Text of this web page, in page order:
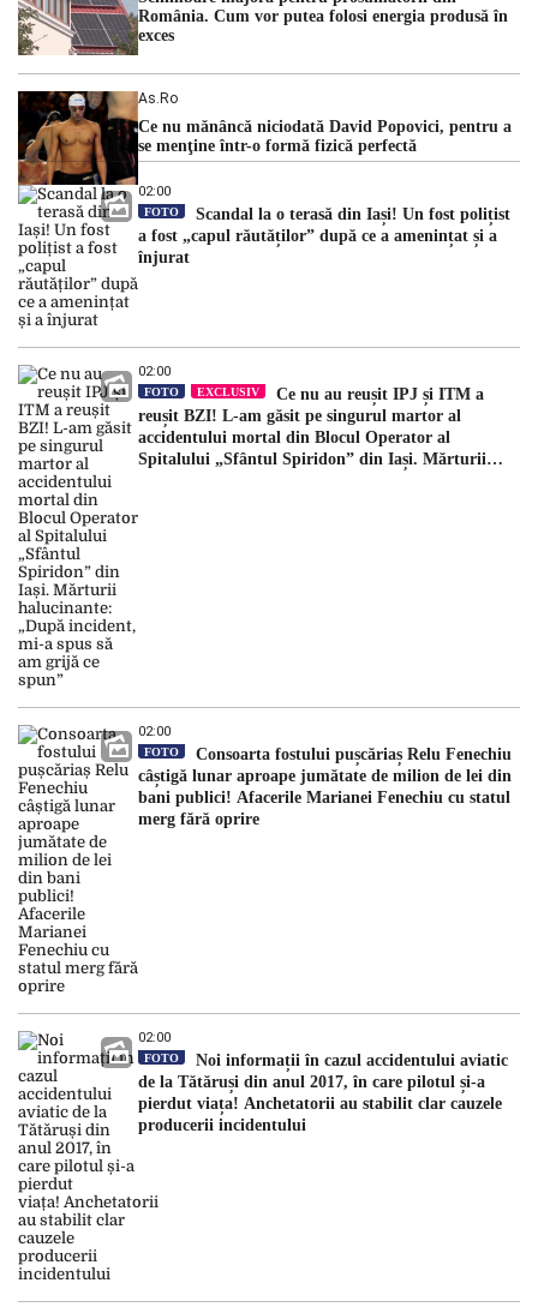
România. Cum vor putea folosi energia produsă în
exces
As.ro
Ce nu mănâncă niciodată David Popovici, pentru a
se menţine într-o formă fizică perfectă
02:00
FOTO
Scandal la o terasă din Iași! Un fost polițist
a fost „capul răutăților” după ce a amenințat și a
înjurat
02:00
FOTO EXCLUSIV
Ce nu au reușit IPJ și ITM a
reușit BZI! L-am găsit pe singurul martor al
accidentului mortal din Blocul Operator al
Spitalului „Sfântul Spiridon” din Iași. Mărturii
02:00
FOTO
Consoarta fostului pușcăriaș Relu Fenechiu
câștigă lunar aproape jumătate de milion de lei din
bani publici! Afacerile Marianei Fenechiu cu statul
merg fără oprire
02:00
FOTO
Noi informații în cazul accidentului aviatic
de la Tătăruși din anul 2017, în care pilotul și-a
pierdut viața! Anchetatorii au stabilit clar cauzele
producerii incidentului